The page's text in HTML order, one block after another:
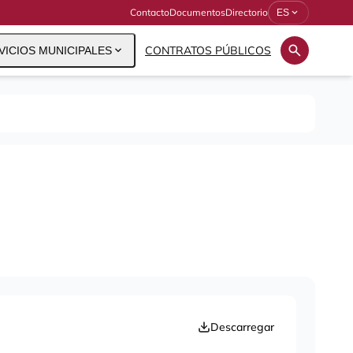
ContactoDocumentosDirectorio ES expand_more
MUNICIPALES expand_more CONTRATOS PÚBLICOS search
Descarregar